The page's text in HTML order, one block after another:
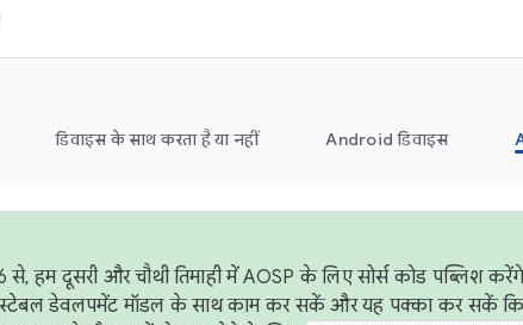
डिवाइस के साथ करता है या नहीं Android डिवाइस
हम दूसरी और चौथी तिमाही में AOSP के लिए सोर्स कोड पब्लिश
डेवलपमेंट मॉडल के साथ काम कर सकें और यह पक्का कर सकें कि